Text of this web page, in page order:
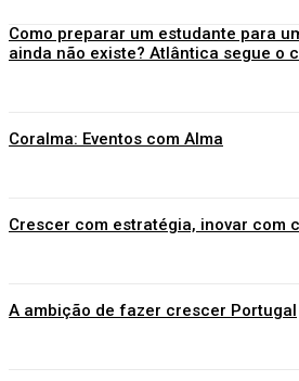
Como preparar um estudante para
ainda não existe? Atlântica segue o
Coralma: Eventos com Alma
Crescer com estratégia, inovar com
A ambição de fazer crescer Portugal